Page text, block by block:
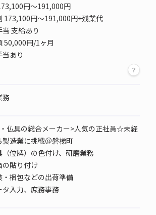
円～191,000円
173,100円～191,000円+残業代
当 支給あり
50,000円/1ヶ月
あり
務
仏具の総合メーカー>人気の正社員☆未経
製造業に挑戦＠磐梯町
位牌）の色付け、研磨業務
貼り付け
梱包などの出荷準備
入力、庶務事務